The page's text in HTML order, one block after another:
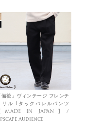
備後」ヴィンテージ フレンチ
リル 1タックバレルパンツ
MADE IN JAPAN】/
Audience